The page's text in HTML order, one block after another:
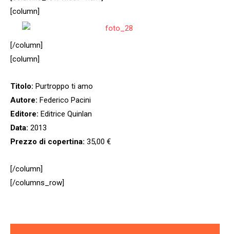
[column]
[/column]
[column]
Titolo: Purtroppo ti amo
Autore: Federico Pacini
Editore: Editrice Quinlan
Data: 2013
Prezzo di copertina: 35,00 €
[/column]
[/columns_row]